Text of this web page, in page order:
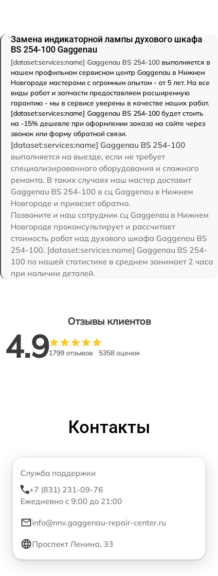
Замена индикаторной лампы духового шкафа
BS 254-100 Gaggenau
[dataset:services:name] Gaggenau BS 254-100 выполняется в
нашем профильном сервисном центр Gaggenau в Нижнем
Новгороде мастерами с огромным опытом - от 5 лет. На все
виды работ и запчасти предоставляем расширенную
гарантию - мы в сервисе уверены в качестве наших работ.
[dataset:services:name] Gaggenau BS 254-100 будет стоить
на -15% дешевле при оформлении заказа на сайте через
звонок или форму обратной связи.
[dataset:services:name] Gaggenau BS 254-100
выполняется на выезде, если не требует
специализированного оборудования и сложного
ремонта. В таких случаях наш мастер доставит
Gaggenau BS 254-100 в сц Gaggenau в Нижнем
Новгороде и привезет обратно.
Позвоните и наш сотрудник сц Gaggenau в Нижнем
Новгороде проконсультирует и рассчитает
стоимость работ над духового шкафа Gaggenau BS
254-100. [dataset:services:name] Gaggenau BS 254-
100 по нашей статистике в среднем занимает 2 часа
при наличии деталей.
Отзывы клиентов
4.91799 отзывов 5358 оценок
Контакты
Служба поддержки
+7 (831) 231-09-76
Ежедневно с 9:00 до 21:00
info@nnv.gaggenau-repair-center.ru
Проспект Ленина, 33